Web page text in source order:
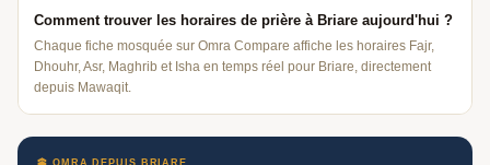
Comment trouver les horaires de prière à Briare aujourd'hui ?
Chaque fiche mosquée sur Omra Compare affiche les horaires Fajr,
Dhouhr, Asr, Maghrib et Isha en temps réel pour Briare, directement
depuis Mawaqit.
🕋 OMRA DEPUIS BRIARE